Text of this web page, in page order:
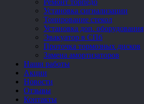
Ремонт торпедо
Установка сигнализации
Тонирование стекол
Установка доп. оборудования
Эвакуатор в СПб
Проточка тормозных дисков
Замена амортизаторов
Наши работы
Акции
Новости
Отзывы
Контакты